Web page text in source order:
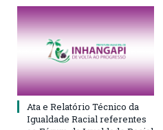
Ata e Relatório Técnico da
Igualdade Racial referentes